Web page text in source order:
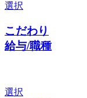
選択
こだわり
給与/職種
選択